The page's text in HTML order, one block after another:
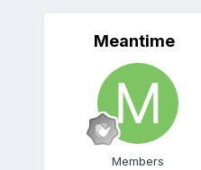
Meantime
Members